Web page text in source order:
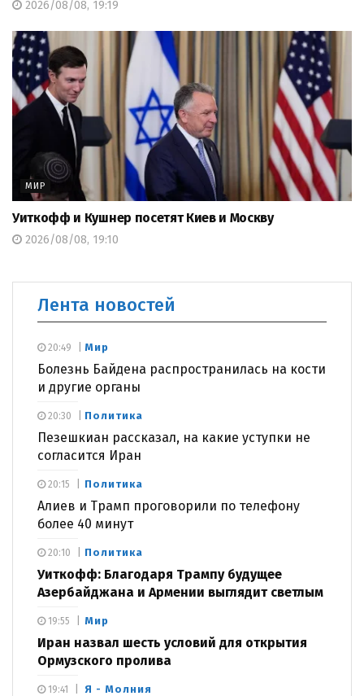
2026/08/08, 19:19
МИР
Уиткофф и Кушнер посетят Киев и Москву
2026/08/08, 19:10
Лента новостей
Мир
Болезнь Байдена распространилась на кости
и другие органы
20:49
Политика
Пезешкиан рассказал, на какие уступки не
согласится Иран
20:30
Политика
Алиев и Трамп проговорили по телефону
более 40 минут
20:15
Политика
Уиткофф: Благодаря Трампу будущее
Азербайджана и Армении выглядит светлым
20:10
Мир
Иран назвал шесть условий для открытия
Ормузского пролива
19:55
Я - Молния
19:41